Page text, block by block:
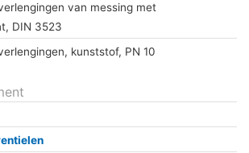
van messing met
DIN 3523
kunststof, PN 10